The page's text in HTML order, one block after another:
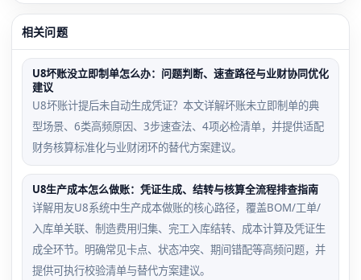
相关问题
U8坏账没立即制单怎么办：问题判断、速查路径与业财协同优化
建议
U8坏账计提后未自动生成凭证？本文详解坏账未立即制单的典
型场景、6类高频原因、3步速查法、4项必检清单，并提供适配
财务核算标准化与业财闭环的替代方案建议。
U8生产成本怎么做账：凭证生成、结转与核算全流程排查指南
详解用友U8系统中生产成本做账的核心路径，覆盖BOM/工单/
入库单关联、制造费用归集、完工入库结转、成本计算及凭证生
成全环节。明确常见卡点、状态冲突、期间错配等高频问题，并
提供可执行校验清单与替代方案建议。